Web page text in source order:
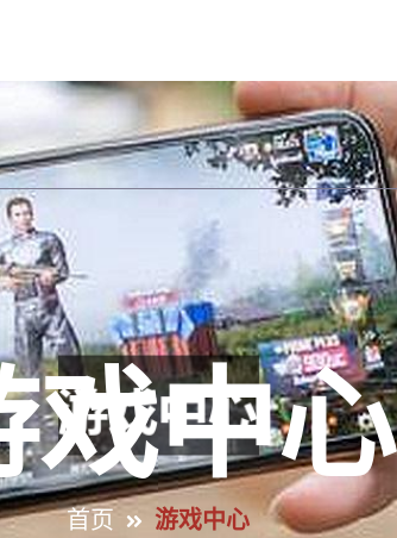
戏中心
首页 游戏中心